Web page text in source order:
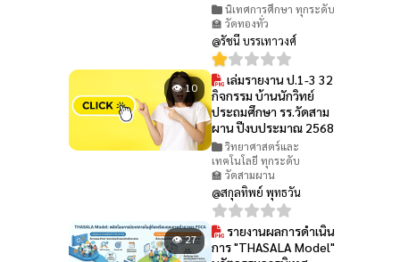
นิเทศการศึกษา ทุกระดับ
🏫 วัดทองทั่ว
@รัชนี บรรเทาวงศ์
👁 10
เล่มรายงาน ป.1-3 32
กิจกรรม บ้านนักวิทย์
ประถมศึกษา รร.วัดสาม
ผาน ปีงบประมาณ 2568
วิทยาศาสตร์และ
เทคโนโลยี ทุกระดับ
🏫 วัดสามผาน
@สกุลทิพย์ พุทธวัน
👁 27
รายงานผลการดำเนิน
การ "THASALA Model"